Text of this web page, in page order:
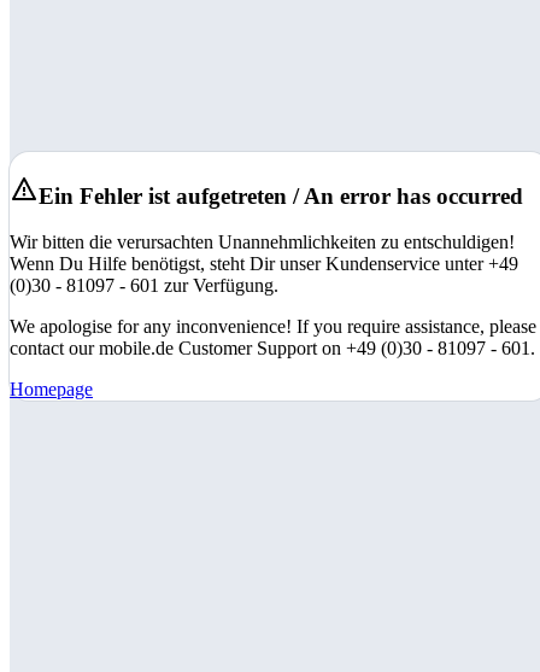
Ein Fehler ist aufgetreten / An error has occurred
Wir bitten die verursachten Unannehmlichkeiten zu entschuldigen!
Wenn Du Hilfe benötigst, steht Dir unser Kundenservice unter +49
(0)30 - 81097 - 601 zur Verfügung.
We apologise for any inconvenience! If you require assistance, please
contact our mobile.de Customer Support on +49 (0)30 - 81097 - 601.
Homepage